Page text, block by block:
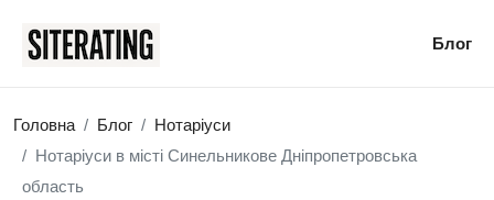
Блог
Головна Блог
Нотаріуси
Нотаріуси в місті Синельникове Дніпропетровська
область